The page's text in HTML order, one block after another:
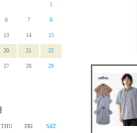
1
6 7 8
13 14 15
20 21 22
27 28 29
THU FRI SAT